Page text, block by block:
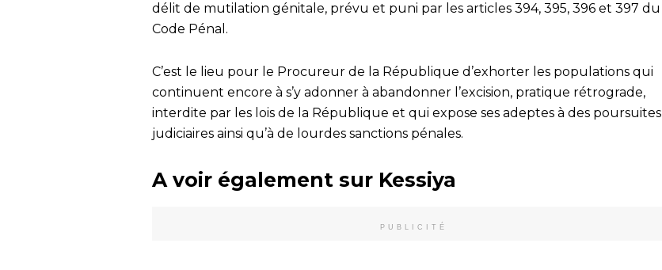
délit de mutilation génitale, prévu et puni par les articles 394, 395, 396 et 397 du
Code Pénal.
C’est le lieu pour le Procureur de la République d’exhorter les populations qui
continuent encore à s’y adonner à abandonner l’excision, pratique rétrograde,
interdite par les lois de la République et qui expose ses adeptes à des poursuites
judiciaires ainsi qu’à de lourdes sanctions pénales.
A voir également sur Kessiya
PUBLICITÉ